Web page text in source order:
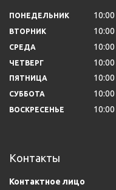
ПОНЕДЕЛЬНИК 10:00
ВТОРНИК 10:00
СРЕДА 10:00
ЧЕТВЕРГ 10:00
ПЯТНИЦА 10:00
СУББОТА 10:00
ВОСКРЕСЕНЬЕ 10:00
Контакты